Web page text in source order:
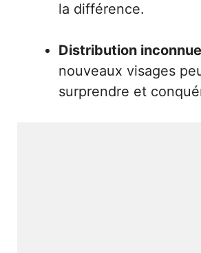
la différence.
Distribution inconnue
nouveaux visages
surprendre et